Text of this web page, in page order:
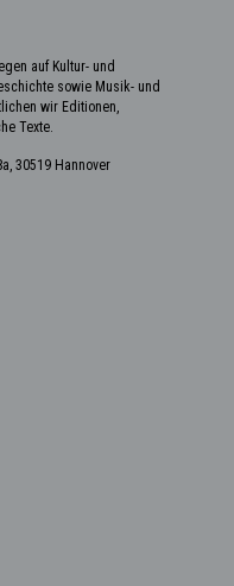
auf Kultur- und
sowie Musik- und
wir Editionen,
Texte.
30519 Hannover